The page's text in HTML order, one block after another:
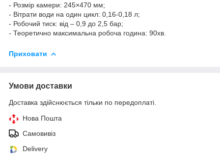
- Розмір камери: 245×470 мм;
- Вітрати води на один цикл: 0,16-0,18 л;
- Робочий тиск: від – 0,9 до 2,5 бар;
- Теоретично максимальна робоча година: 90хв.
Приховати
Умови доставки
Доставка здійснюється тільки по передоплаті.
Нова Пошта
Самовивіз
Delivery